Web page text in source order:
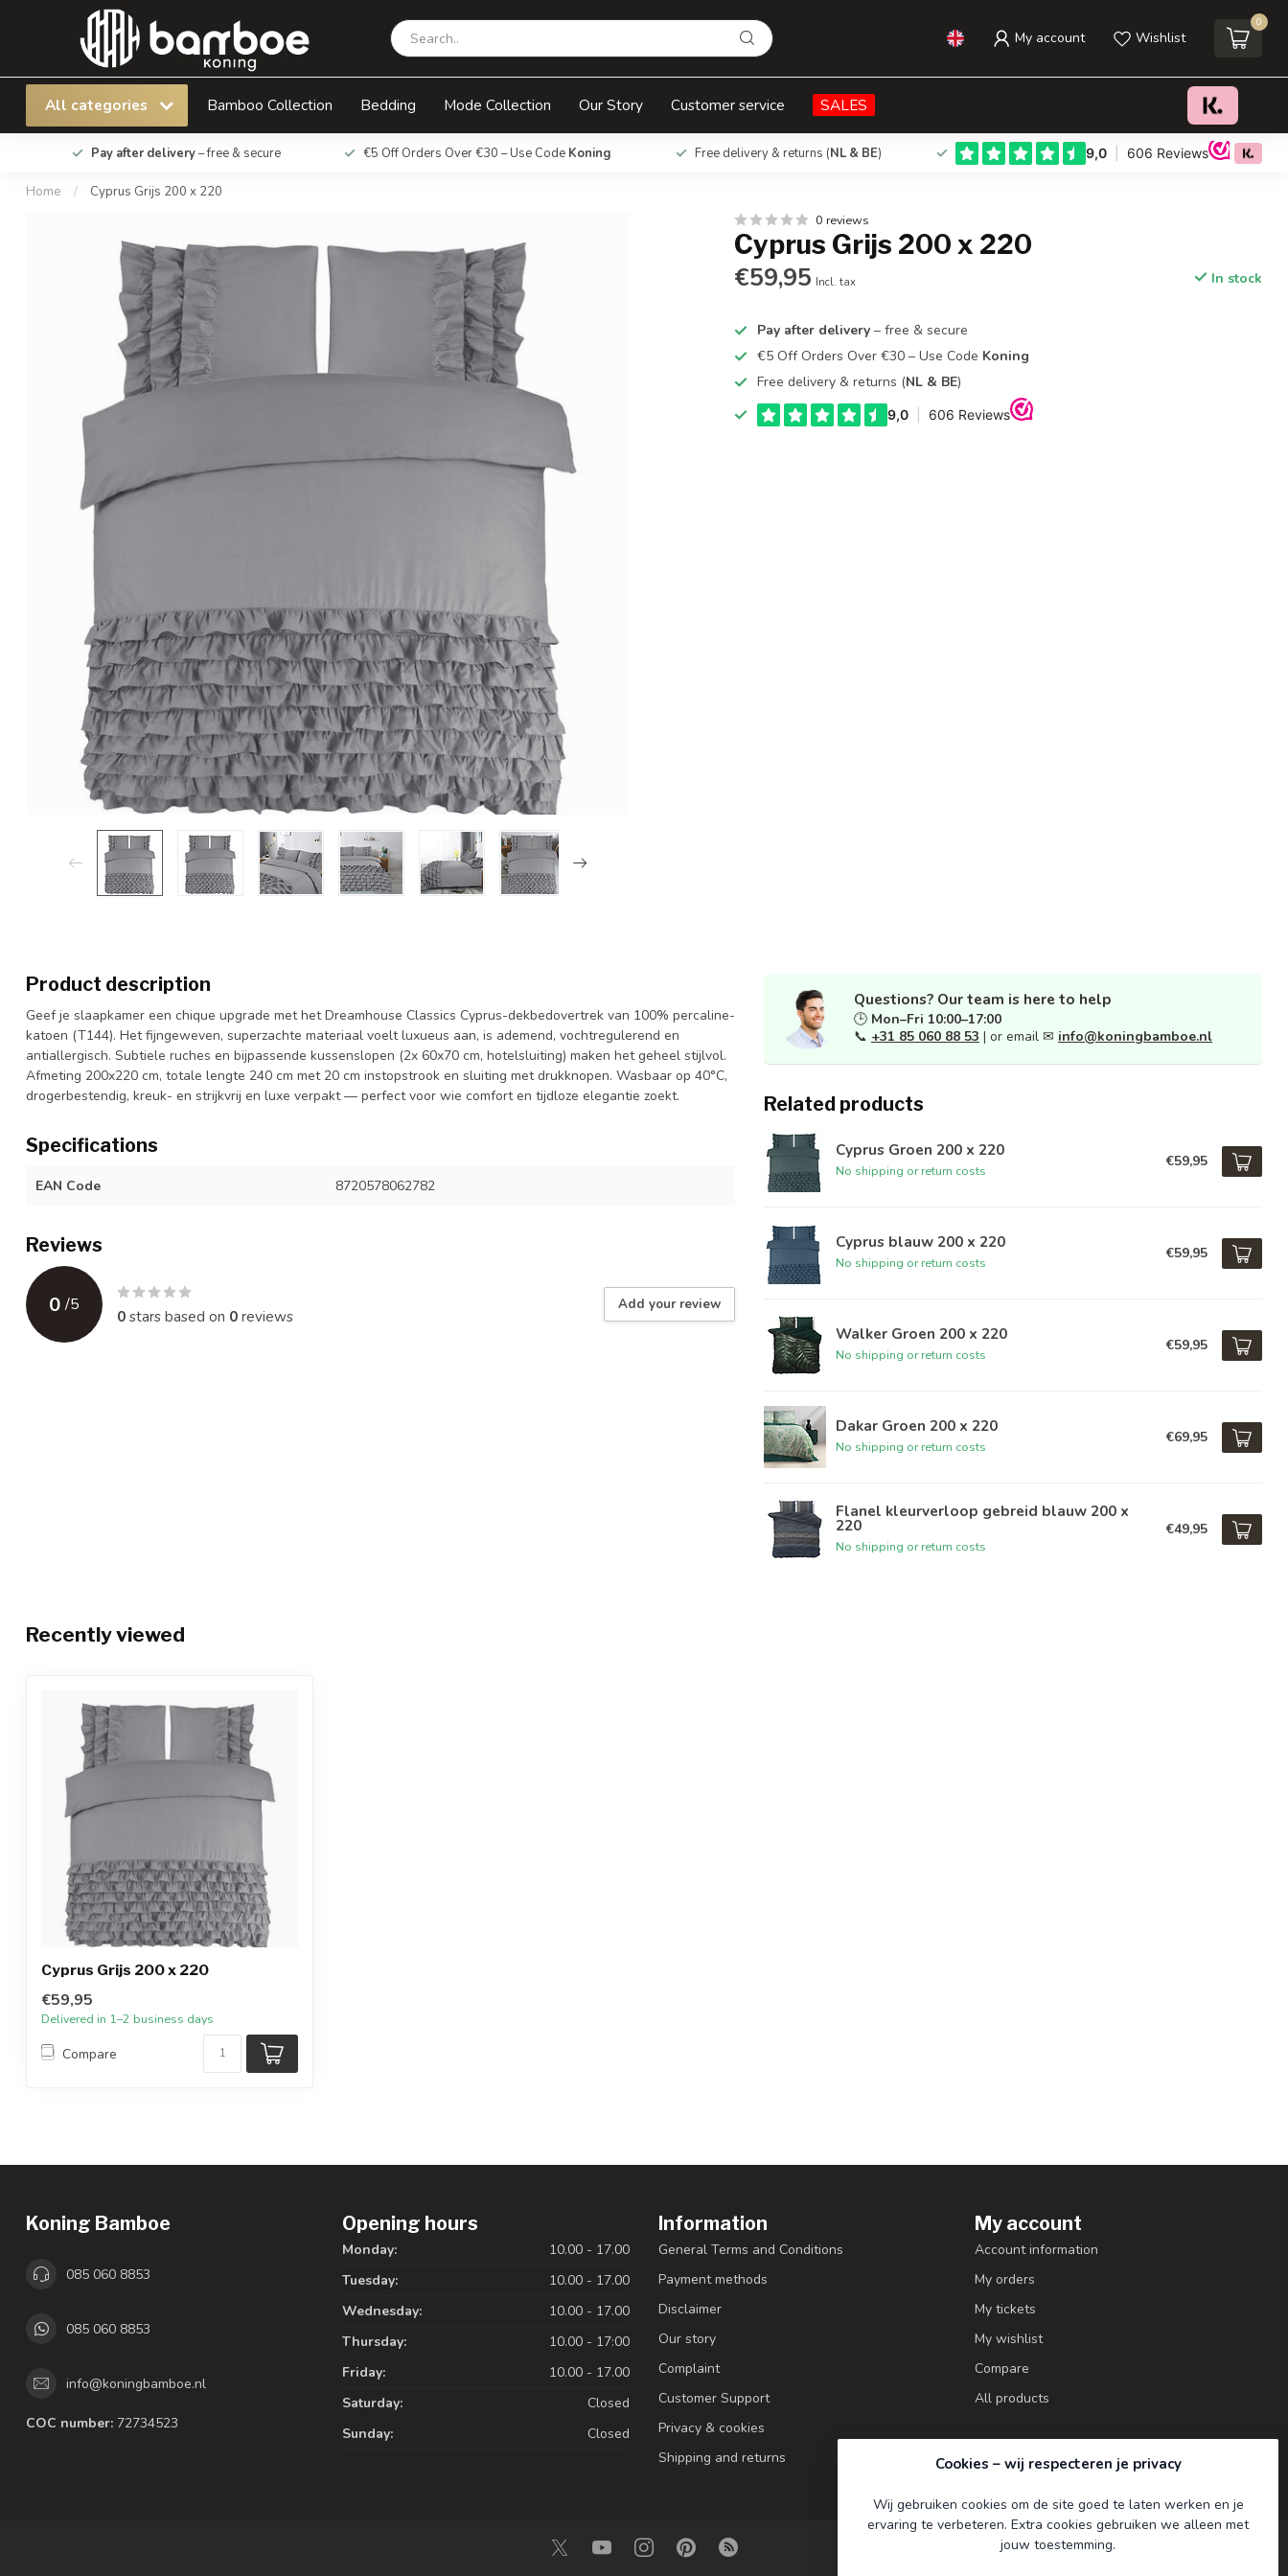
My account Wishlist
0
All categories Bamboo Collection Bedding Mode Collection Our Story Customer service SALES
Pay after delivery– free & secure €5 Off Orders Over €30 – Use Code Koning Free delivery & returns (NL & BE)
Home / Cyprus Grijs 200 x 220
Cyprus Grijs 200 x 220 Add to cart
0 reviews
Cyprus Grijs 200 x 220
€59,95 Incl. tax In stock
Pay after delivery – free & secure
€5 Off Orders Over €30 – Use Code Koning
Free delivery & returns (NL & BE)
Product description
Geef je slaapkamer een chique upgrade met het Dreamhouse Classics Cyprus-dekbedovertrek van 100% percaline-
katoen (T144). Het fijngeweven, superzachte materiaal voelt luxueus aan, is ademend, vochtregulerend en
antiallergisch. Subtiele ruches en bijpassende kussenslopen (2x 60x70 cm, hotelsluiting) maken het geheel stijlvol.
Afmeting 200x220 cm, totale lengte 240 cm met 20 cm instopstrook en sluiting met drukknopen. Wasbaar op 40°C,
drogerbestendig, kreuk- en strijkvrij en luxe verpakt — perfect voor wie comfort en tijdloze elegantie zoekt.
Specifications
EAN Code 8720578062782
Reviews
0 /5
0stars based on 0reviews
Add your review
Questions? Our team is here to help
🕒 Mon–Fri 10:00–17:00
📞 +31 85 060 88 53 | or email ✉ info@koningbamboe.nl
Related products
Cyprus Groen 200 x 220
No shipping or return costs
€59,95
Cyprus blauw 200 x 220
No shipping or return costs
€59,95
Walker Groen 200 x 220
No shipping or return costs
€59,95
Dakar Groen 200 x 220
No shipping or return costs
€69,95
Flanel kleurverloop gebreid blauw 200 x
220
No shipping or return costs
€49,95
Recently viewed
Cyprus Grijs 200 x 220
€59,95
Delivered in 1–2 business days
Compare
Koning Bamboe
085 060 8853
085 060 8853
info@koningbamboe.nl
COC number: 72734523
Opening hours
Monday:
10.00 - 17.00
Tuesday:
10.00 - 17.00
Wednesday:
10.00 - 17.00
Thursday:
10.00 - 17:00
Friday:
10.00 - 17.00
Saturday:
Closed
Sunday:
Closed
Information
General Terms and Conditions
Payment methods
Disclaimer
Our story
Complaint
Customer Support
Privacy & cookies
Shipping and returns
My account
Account information
My orders
My tickets
My wishlist
Compare
All products
Cookies – wij respecteren je privacy
Wij gebruiken cookies om de site goed te laten werken en je
ervaring te verbeteren. Extra cookies gebruiken we alleen met
jouw toestemming.